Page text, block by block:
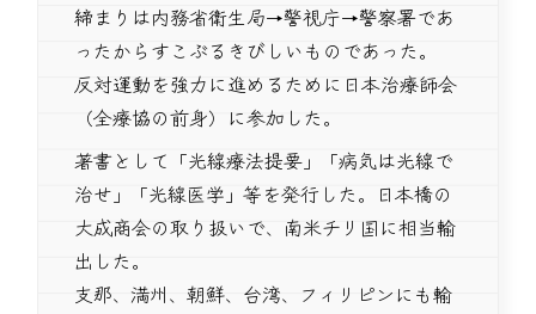
締まりは内務省衛生局→警視庁→警察署であ
ったからすこぶるきびしいものであった。
反対運動を強力に進めるために日本治療師会
（全療協の前身）に参加した。
著書として「光線療法提要」「病気は光線で
治せ」「光線医学」等を発行した。日本橋の
大成商会の取り扱いで、南米チリ国に相当輸
出した。
支那、満州、朝鮮、台湾、フィリピンにも輸